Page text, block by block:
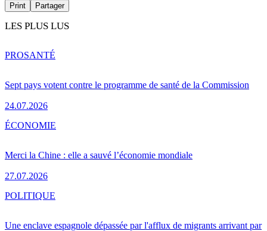
Print Partager
LES PLUS LUS
Sept pays votent contre le programme de santé de la Commission
24.07.2026
PROSANTÉ
Merci la Chine : elle a sauvé l’économie mondiale
27.07.2026
ÉCONOMIE
Une enclave espagnole dépassée par l'afflux de migrants arrivant par
POLITIQUE